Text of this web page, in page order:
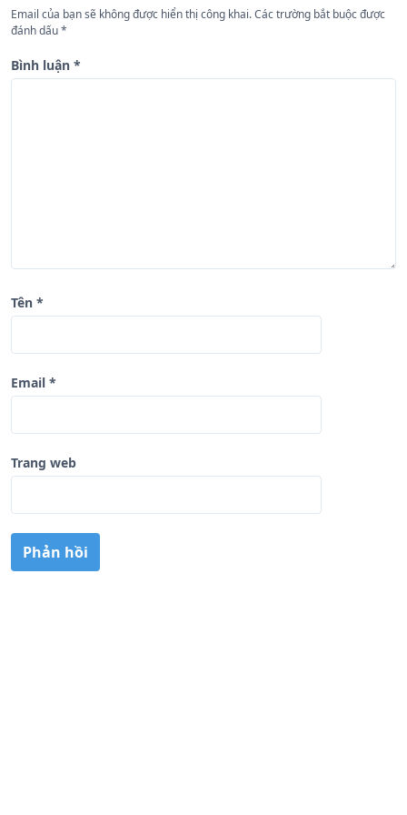
à
i
v
Email của bạn sẽ không được hiển thị công khai.Các trường bắt buộc được
đánh dấu*
Bình luận *
Tên *
Email *
Trang web